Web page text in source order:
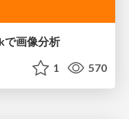
画像分析
1 570